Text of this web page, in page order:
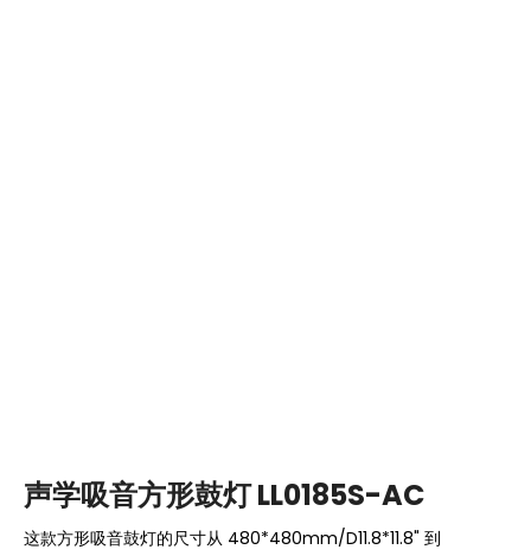
声学吸音方形鼓灯 LL0185S-AC
这款方形吸音鼓灯的尺寸从 480*480mm/D11.8*11.8" 到